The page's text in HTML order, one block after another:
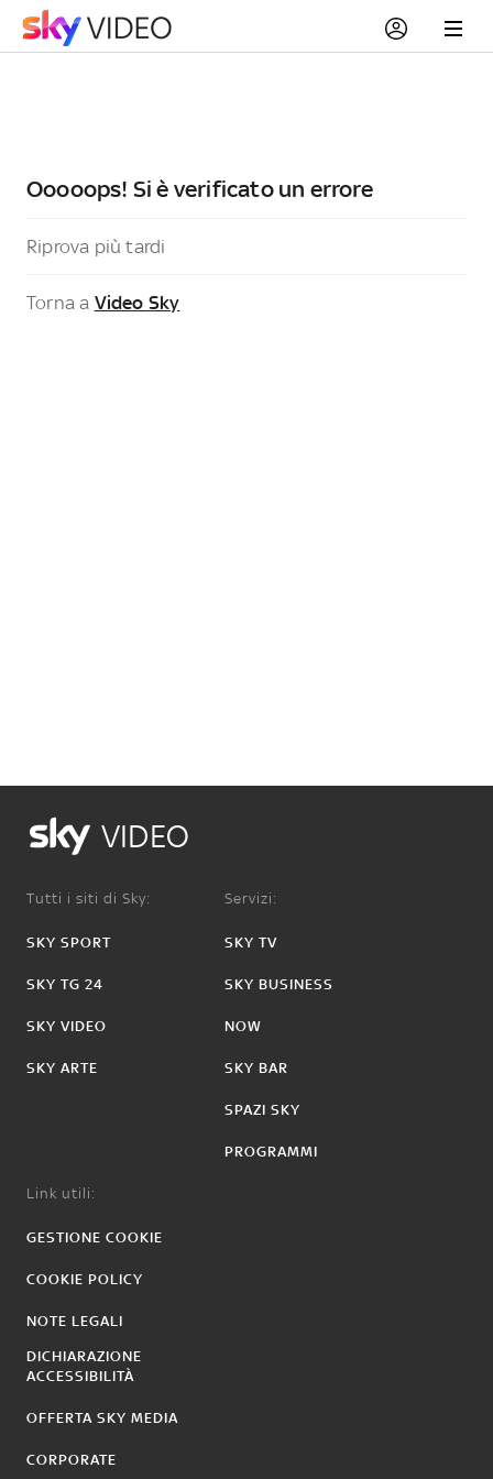
Ooooops! Si è verificato un errore
Riprova più tardi
Torna a Video Sky
VIDEO
Tutti i siti di Sky:
SKY SPORT
SKY TG 24
SKY VIDEO
SKY ARTE
Servizi:
SKY TV
SKY BUSINESS
NOW
SKY BAR
SPAZI SKY
PROGRAMMI
Link utili:
GESTIONE COOKIE
COOKIE POLICY
NOTE LEGALI
DICHIARAZIONE
ACCESSIBILITÀ
OFFERTA SKY MEDIA
CORPORATE